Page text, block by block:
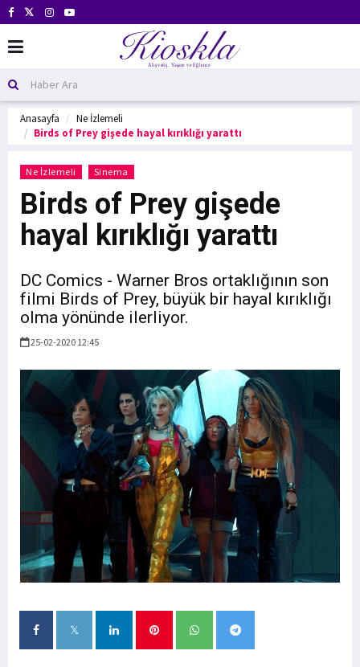
Anasayfa
Ne İzlemeli
Birds of Prey gişede hayal kırıklığı yarattı
Ne İzlemeli Sinema
Birds of Prey gişede
hayal kırıklığı yarattı
DC Comics - Warner Bros ortaklığının son
filmi Birds of Prey, büyük bir hayal kırıklığı
olma yönünde ilerliyor.
25-02-2020 12:45